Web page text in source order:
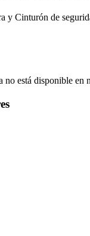
y Cinturón de
no está disponible en